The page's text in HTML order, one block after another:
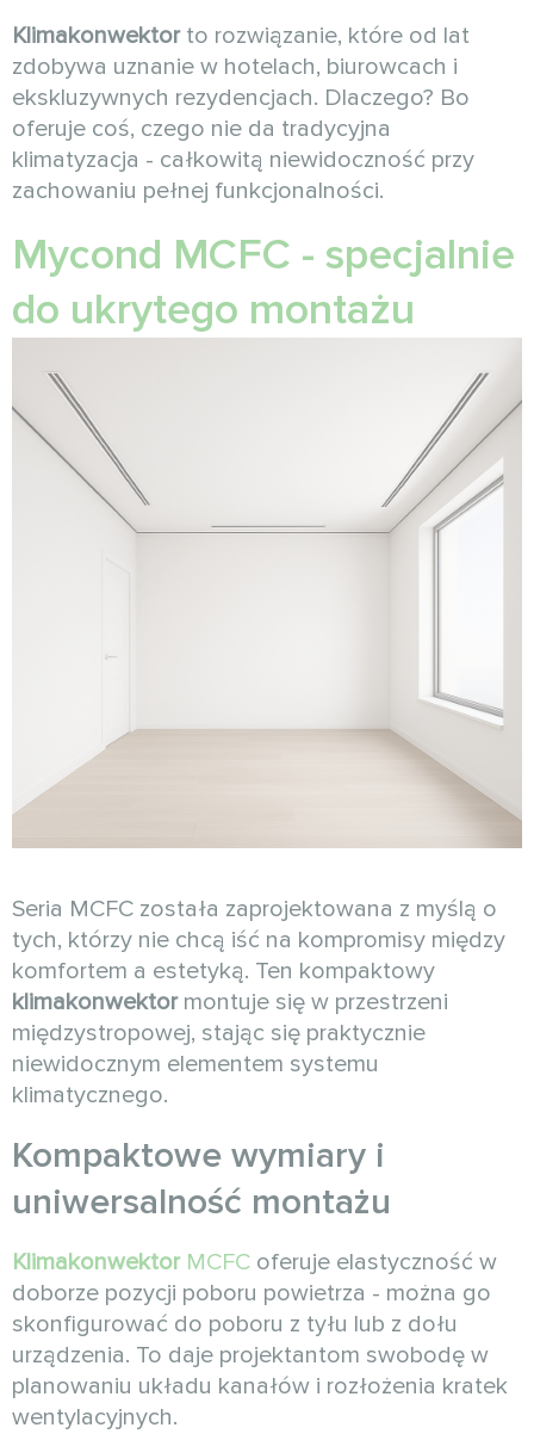
Klimakonwektorto rozwiązanie, które od lat
zdobywa uznanie w hotelach, biurowcach i
ekskluzywnych rezydencjach. Dlaczego? Bo
oferuje coś, czego nie da tradycyjna
klimatyzacja - całkowitą niewidoczność przy
zachowaniu pełnej funkcjonalności.
Mycond MCFC - specjalnie
do ukrytego montażu
Seria MCFC została zaprojektowana z myślą o
tych, którzy nie chcą iść na kompromisy między
komfortem a estetyką. Ten kompaktowy
klimakonwektormontuje się w przestrzeni
międzystropowej, stając się praktycznie
niewidocznym elementem systemu
klimatycznego.
Kompaktowe wymiary i
uniwersalność montażu
KlimakonwektorMCFC oferuje elastyczność w
doborze pozycji poboru powietrza - można go
skonfigurować do poboru z tyłu lub z dołu
urządzenia. To daje projektantom swobodę w
planowaniu układu kanałów i rozłożenia kratek
wentylacyjnych.